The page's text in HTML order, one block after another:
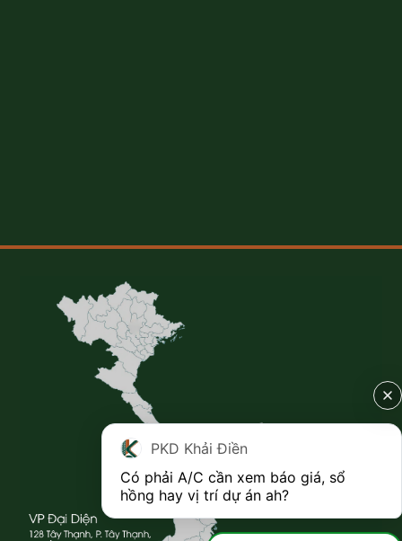
PKD Khải Điền
Có phải A/C cần xem báo giá, sổ
hồng hay vị trí dự án ah?